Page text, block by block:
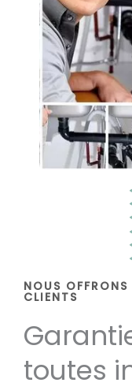
NOUS
CLIENTS
toutes